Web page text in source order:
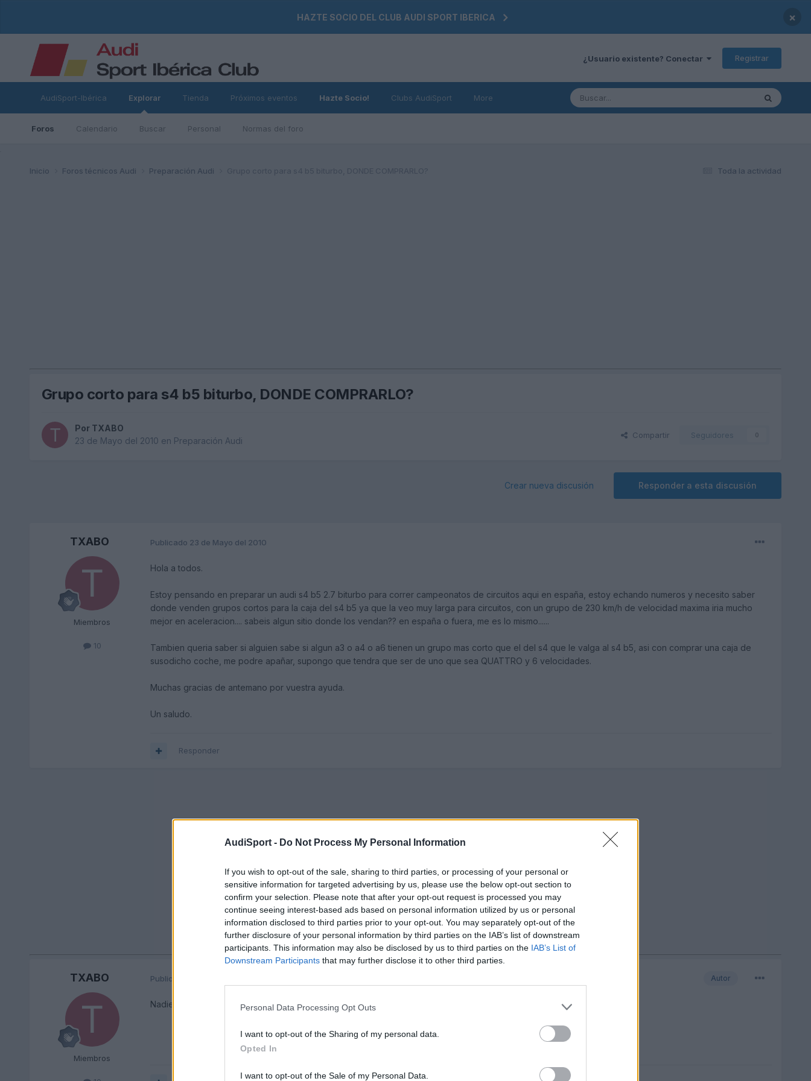
AudiSport - Do Not Process My Personal Information
If you wish to opt-out of the sale, sharing to third parties, or processing of your personal or
sensitive information for targeted advertising by us, please use the below opt-out section to
confirm your selection. Please note that after your opt-out request is processed you may
continue seeing interest-based ads based on personal information utilized by us or personal
information disclosed to third parties prior to your opt-out. You may separately opt-out of the
further disclosure of your personal information by third parties on the IAB’s list of downstream
participants. This information may also be disclosed by us to third parties on the IAB’s List of
Downstream Participants that may further disclose it to other third parties.
Personal Data Processing Opt Outs
I want to opt-out of the Sharing of my personal data.
Opted In
I want to opt-out of the Sale of my Personal Data.
HAZTE SOCIO DEL CLUB AUDI SPORT IBERICA ×
¿Usuario existente? Conectar Registrar
AudiSport-Ibérica Explorar
Foros Calendario Buscar Personal Normas del foro
Tienda Próximos eventos Hazte Socio! Clubs AudiSport More
Toda la actividad
Inicio Foros técnicos Audi Preparación Audi
Grupo corto para s4 b5 biturbo, DONDE COMPRARLO?
Por TXABO
23 de Mayo del 2010 en Preparación Audi
Compartir Seguidores 0
Responder a esta discusión
Crear nueva discusión
TXABO
Miembros
10
Publicado 23 de Mayo del 2010
Hola a todos.
Estoy pensando en preparar un audi s4 b5 2.7 biturbo para correr campeonatos de circuitos aqui en españa, estoy echando numeros y necesito saber
donde venden grupos cortos para la caja del s4 b5 ya que la veo muy larga para circuitos, con un grupo de 230 km/h de velocidad maxima iria mucho
mejor en aceleracion.... sabeis algun sitio donde los vendan?? en españa o fuera, me es lo mismo......
Tambien queria saber si alguien sabe si algun a3 o a4 o a6 tienen un grupo mas corto que el del s4 que le valga al s4 b5, asi con comprar una caja de
susodicho coche, me podre apañar, supongo que tendra que ser de uno que sea QUATTRO y 6 velocidades.
Muchas gracias de antemano por vuestra ayuda.
Un saludo.
Responder
TXABO
Miembros
Autor
Publicado
Nadie sabe??